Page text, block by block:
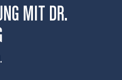
MIT DR.